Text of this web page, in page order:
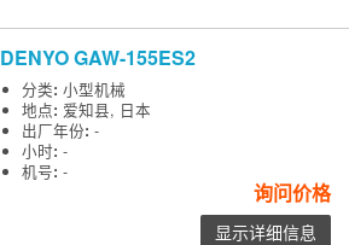
DENYOGAW-155ES2
分类:小型机械
地点: 爱知县, 日本
出厂年份:-
小时:-
机号:-
询问价格
显示详细信息